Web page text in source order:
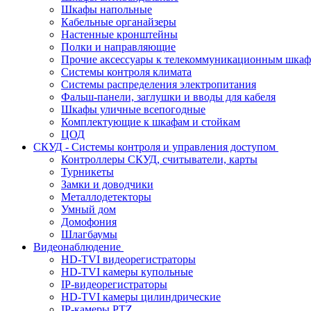
Шкафы напольные
Кабельные органайзеры
Настенные кронштейны
Полки и направляющие
Прочие аксессуары к телекоммуникационным
Системы контроля климата
Системы распределения электропитания
Фальш-панели, заглушки и вводы для кабеля
Шкафы уличные всепогодные
Комплектующие к шкафам и стойкам
ЦОД
СКУД - Системы контроля и управления доступом
Контроллеры СКУД, считыватели, карты
Турникеты
Замки и доводчики
Металлодетекторы
Умный дом
Домофония
Шлагбаумы
Видеонаблюдение
HD-TVI видеорегистраторы
HD-TVI камеры купольные
IP-видеорегистраторы
HD-TVI камеры цилиндрические